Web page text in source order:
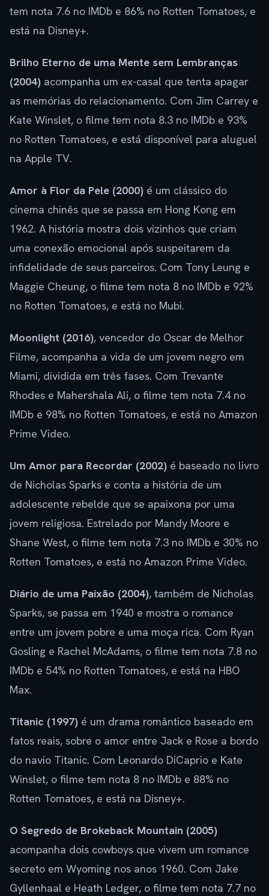
tem nota 7.6 no IMDb e 86% no Rotten Tomatoes, e
está na Disney+.
Brilho Eterno de uma Mente sem Lembranças
(2004) acompanha um ex-casal que tenta apagar
as memórias do relacionamento. Com Jim Carrey e
Kate Winslet, o filme tem nota 8.3 no IMDb e 93%
no Rotten Tomatoes, e está disponível para aluguel
na Apple TV.
Amor à Flor da Pele (2000) é um clássico do
cinema chinês que se passa em Hong Kong em
1962. A história mostra dois vizinhos que criam
uma conexão emocional após suspeitarem da
infidelidade de seus parceiros. Com Tony Leung e
Maggie Cheung, o filme tem nota 8 no IMDb e 92%
no Rotten Tomatoes, e está no Mubi.
Moonlight (2016), vencedor do Oscar de Melhor
Filme, acompanha a vida de um jovem negro em
Miami, dividida em três fases. Com Trevante
Rhodes e Mahershala Ali, o filme tem nota 7.4 no
IMDb e 98% no Rotten Tomatoes, e está no Amazon
Prime Video.
Um Amor para Recordar (2002) é baseado no livro
de Nicholas Sparks e conta a história de um
adolescente rebelde que se apaixona por uma
jovem religiosa. Estrelado por Mandy Moore e
Shane West, o filme tem nota 7.3 no IMDb e 30% no
Rotten Tomatoes, e está no Amazon Prime Video.
Diário de uma Paixão (2004), também de Nicholas
Sparks, se passa em 1940 e mostra o romance
entre um jovem pobre e uma moça rica. Com Ryan
Gosling e Rachel McAdams, o filme tem nota 7.8 no
IMDb e 54% no Rotten Tomatoes, e está na HBO
Max.
Titanic (1997) é um drama romântico baseado em
fatos reais, sobre o amor entre Jack e Rose a bordo
do navio Titanic. Com Leonardo DiCaprio e Kate
Winslet, o filme tem nota 8 no IMDb e 88% no
Rotten Tomatoes, e está na Disney+.
O Segredo de Brokeback Mountain (2005)
acompanha dois cowboys que vivem um romance
secreto em Wyoming nos anos 1960. Com Jake
Gyllenhaal e Heath Ledger, o filme tem nota 7.7 no